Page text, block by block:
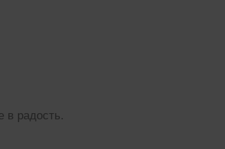
в радость.